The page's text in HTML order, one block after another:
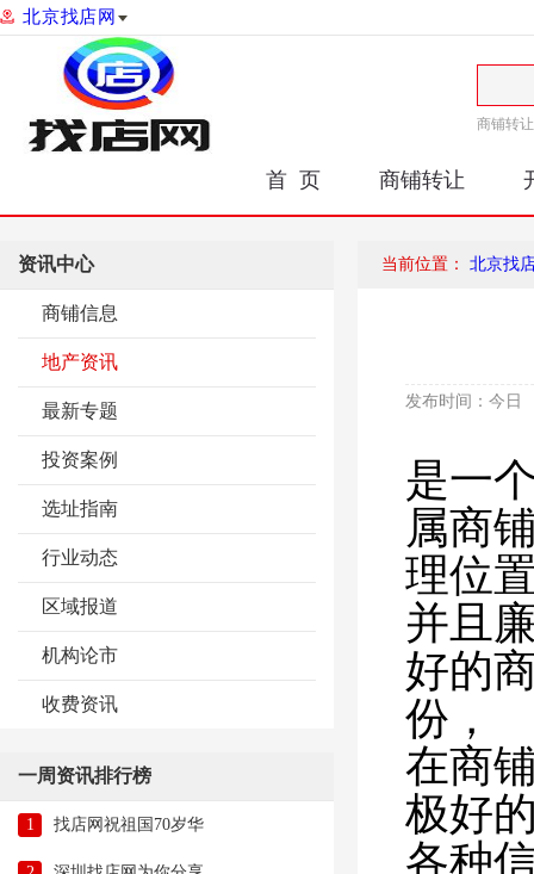
北京找店网
商铺转让
首 页 商铺转让
资讯中心
商铺信息
地产资讯
最新专题
投资案例
选址指南
行业动态
区域报道
机构论市
收费资讯
一周资讯排行榜
1 找店网祝祖国70岁华
当前位置： 北京找
发布时间： 今日
是一
属商
理位
并且
好的
份，
在商
极好
各种